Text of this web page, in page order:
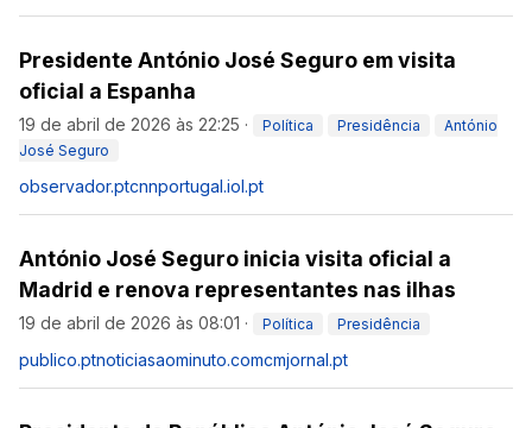
Presidente António José Seguro em visita
oficial a Espanha
19 de abril de 2026 às 22:25 · Política Presidência
António
José Seguro
observador.ptcnnportugal.iol.pt
António José Seguro inicia visita oficial a
Madrid e renova representantes nas ilhas
19 de abril de 2026 às 08:01 · Política Presidência
publico.ptnoticiasaominuto.comcmjornal.pt